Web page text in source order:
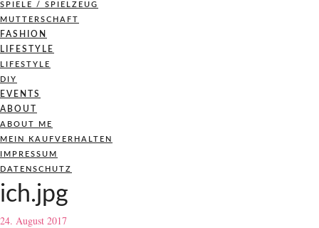
SPIELE / SPIELZEUG
MUTTERSCHAFT
FASHION
LIFESTYLE
LIFESTYLE
DIY
EVENTS
ABOUT
ABOUT ME
MEIN KAUFVERHALTEN
IMPRESSUM
DATENSCHUTZ
ich.jpg
24. August 2017